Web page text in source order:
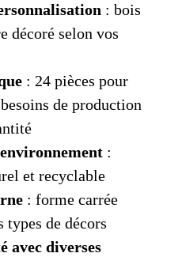
: bois
décoré selon vos
: 24 pièces pour
de production
:
et recyclable
: forme carrée
types de décors
avec diverses